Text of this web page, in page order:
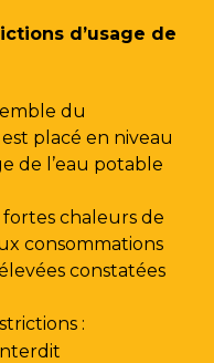
d’usage de
du
placé en niveau
de l’eau potable
chaleurs de
consommations
constatées
: